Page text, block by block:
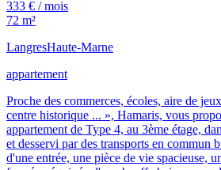
333 € / mois
72 m²
LangresHaute-Marne
appartement
Proche des commerces, écoles, aire de
centre historique ... », Hamaris, vous
appartement de Type 4, au 3ème étage,
et desservi par des transports en commun
d'une entrée, une pièce de vie spacieuse,